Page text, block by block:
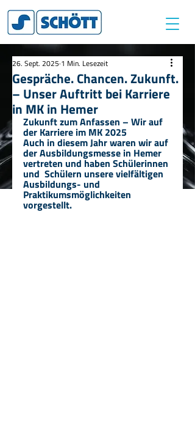
Gespräche. Chancen. Zukunft.
– Unser Auftritt bei Karriere
in MK in Hemer
26. Sept. 2025 1 Min. Lesezeit
Zukunft zum Anfassen – Wir auf
der Karriere im MK 2025
Auch in diesem Jahr waren wir auf
der Ausbildungsmesse in Hemer
vertreten und haben Schülerinnen
und  Schülern unsere vielfältigen
Ausbildungs- und
Praktikumsmöglichkeiten
vorgestellt.